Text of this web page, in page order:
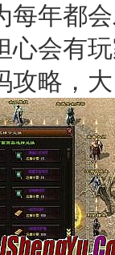
每年都
心会有
攻略，